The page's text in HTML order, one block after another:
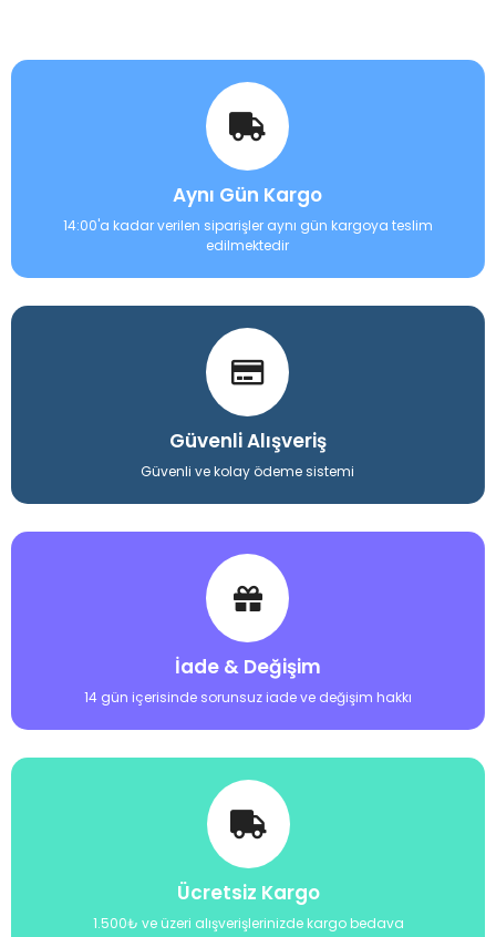
Aynı Gün Kargo
14:00'a kadar verilen siparişler aynı gün kargoya teslim
edilmektedir
Güvenli Alışveriş
Güvenli ve kolay ödeme sistemi
İade & Değişim
14 gün içerisinde sorunsuz iade ve değişim hakkı
Ücretsiz Kargo
1.500₺ ve üzeri alışverişlerinizde kargo bedava